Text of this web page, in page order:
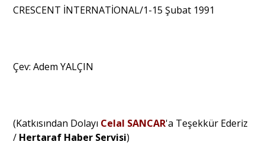
CRESCENT İNTERNATİONAL/1-15 Şubat 1991
Çev: Adem YALÇIN
(Katkısından Dolayı Celal SANCAR'a Teşekkür Ederiz
/ Hertaraf Haber Servisi)